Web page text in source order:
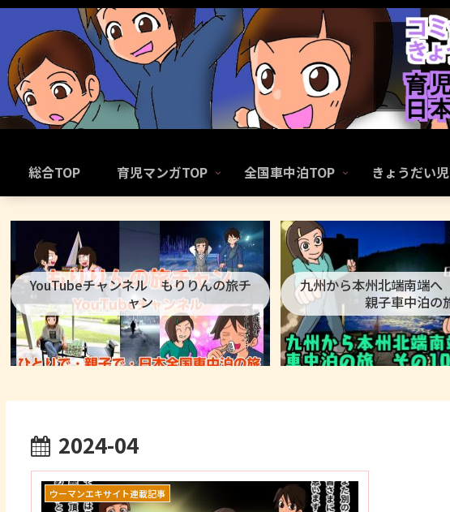
総合TOP 育児マンガTOP 全国車中泊TOP きょうだい
YouTubeチャンネル もりりんの旅チ
ャン
九州から本州北端南端
親子車中泊の
2024-04
ウーマンエキサイト連載記事